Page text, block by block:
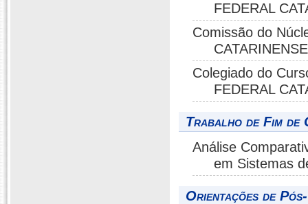
FEDERAL
Comissão do
CATARINENSE
Colegiado do
FEDERAL
Trabalho de Fim de
Análise
em Sistemas
Orientações de